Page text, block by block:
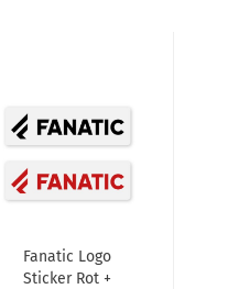
Fanatic Logo
Sticker Rot +